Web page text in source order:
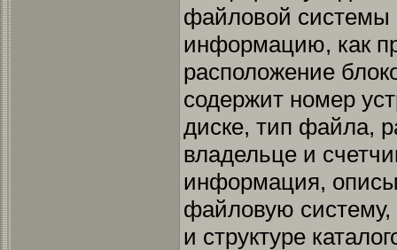
файловой системы
информацию, как
расположение
содержит номер
диске, тип файла,
владельце и
информация,
файловую систему,
и структуре